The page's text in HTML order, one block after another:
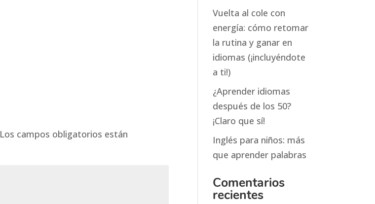
Los campos obligatorios están
Vuelta al cole con
energía: cómo retomar
la rutina y ganar en
idiomas (¡incluyéndote
a ti!)
¿Aprender idiomas
después de los 50?
¡Claro que sí!
Inglés para niños: más
que aprender palabras
Comentarios
recientes